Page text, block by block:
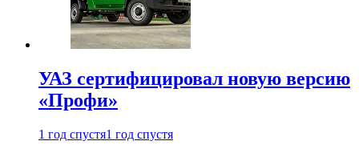
УАЗ сертифицировал новую версию
«Профи»
1 год спустя1 год спустя